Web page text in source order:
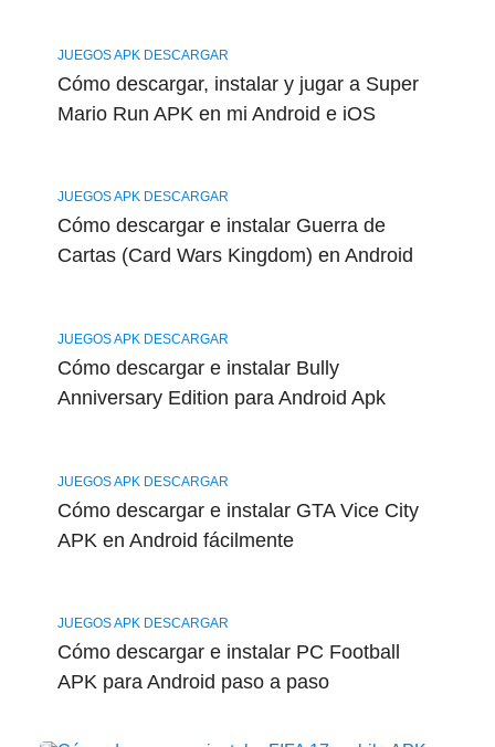
JUEGOS APK DESCARGAR
Cómo descargar, instalar y jugar a Super
Mario Run APK en mi Android e iOS
JUEGOS APK DESCARGAR
Cómo descargar e instalar Guerra de
Cartas (Card Wars Kingdom) en Android
JUEGOS APK DESCARGAR
Cómo descargar e instalar Bully
Anniversary Edition para Android Apk
JUEGOS APK DESCARGAR
Cómo descargar e instalar GTA Vice City
APK en Android fácilmente
JUEGOS APK DESCARGAR
Cómo descargar e instalar PC Football
APK para Android paso a paso